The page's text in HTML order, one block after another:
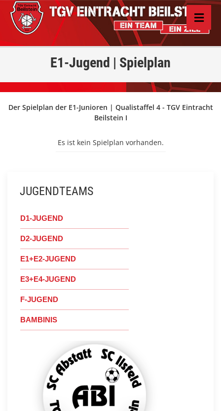
E1-Jugend | Spielplan
Der Spielplan der E1-Junioren | Qualistaffel 4 - TGV Eintracht
Beilstein I
Es ist kein Spielplan vorhanden.
JUGENDTEAMS
D1-JUGEND
D2-JUGEND
E1+E2-JUGEND
E3+E4-JUGEND
F-JUGEND
BAMBINIS